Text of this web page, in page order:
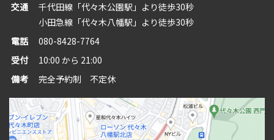
交通
千代田線「代々木公園駅」より徒歩30秒
小田急線「代々木八幡駅」より徒歩30秒
電話
080-8428-7764
受付
10:00 から 21:00
備考
完全予約制 不定休